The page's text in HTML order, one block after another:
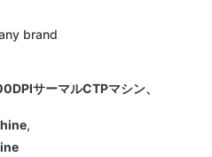
brand
サーマルCTPマシン、
,